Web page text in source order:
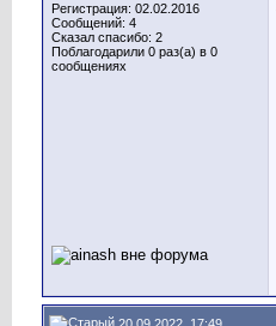
Регистрация: 02.02.2016
Сообщений: 4
Сказал спасибо: 2
Поблагодарили 0 раз(а) в 0
сообщениях